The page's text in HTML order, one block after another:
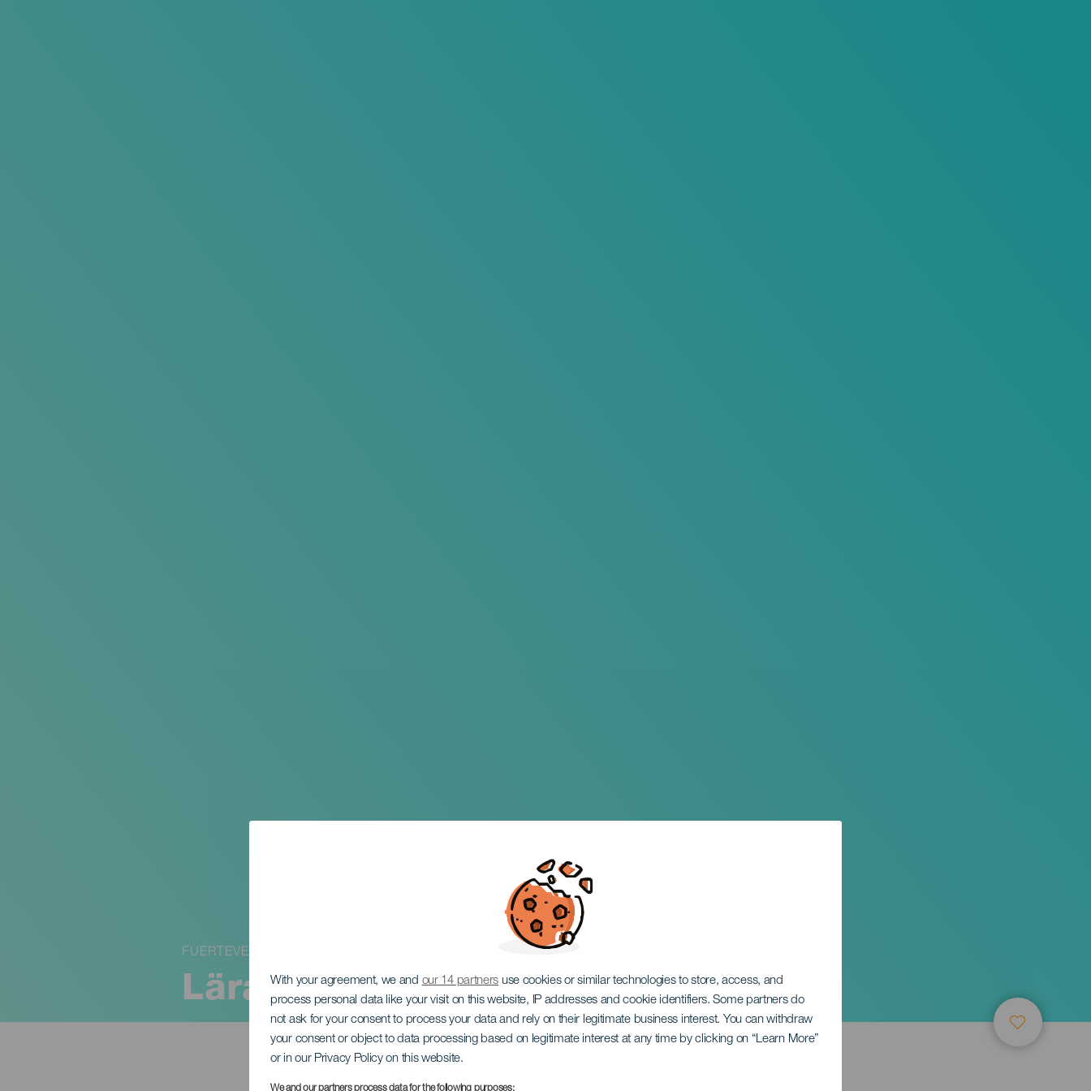
With your agreement, we and our 14 partners use cookies or similar technologies to store, access, and
process personal data like your visit on this website, IP addresses and cookie identifiers. Some partners do
not ask for your consent to process your data and rely on their legitimate business interest. You can withdraw
your consent or object to data processing based on legitimate interest at any time by clicking on “Learn More”
or in our Privacy Policy on this website.
We and our partners process data for the following purposes:
Läraren
FUERTEVENTURA